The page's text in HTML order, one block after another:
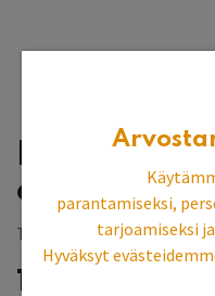
Pyöreä
cm
Tilaustuote, toimitusaika
1 155,38
parantamiseksi,
tarjoamiseksi
Hyväksyt